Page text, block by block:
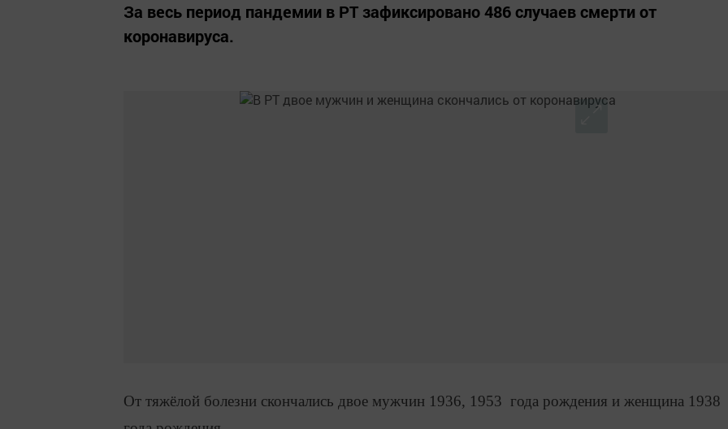
За весь период пандемии в РТ зафиксировано 486 случаев смерти от
коронавируса.
От тяжёлой болезни скончались двое мужчин 1936, 1953 года рождения и женщина 1938